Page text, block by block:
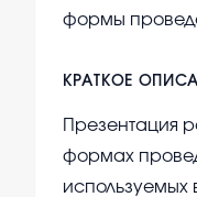
формы
КРАТКОЕ
Презентация
формах
используемых